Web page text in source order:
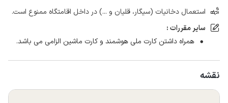
استعمال دخانیات (سیگار، قلیان و ...) در داخل اقامتگاه ممنوع است.
سایر مقررات :
همراه داشتن کارت ملی هوشمند و کارت ماشین الزامی می باشد.
نقشه